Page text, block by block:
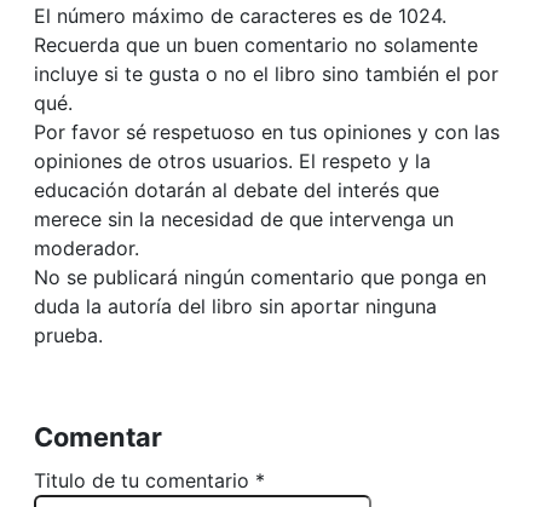
El número máximo de caracteres es de 1024.
Recuerda que un buen comentario no solamente
incluye si te gusta o no el libro sino también el por
qué.
Por favor sé respetuoso en tus opiniones y con las
opiniones de otros usuarios. El respeto y la
educación dotarán al debate del interés que
merece sin la necesidad de que intervenga un
moderador.
No se publicará ningún comentario que ponga en
duda la autoría del libro sin aportar ninguna
prueba.
Comentar
Titulo de tu comentario *